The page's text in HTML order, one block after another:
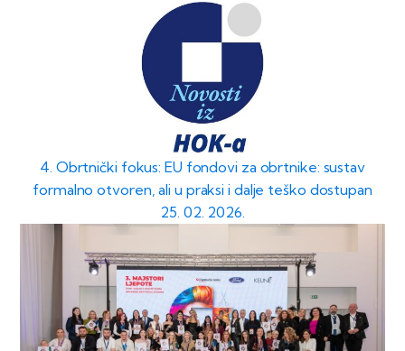
4. Obrtnički fokus: EU fondovi za obrtnike: sustav
formalno otvoren, ali u praksi i dalje teško dostupan
25. 02. 2026.